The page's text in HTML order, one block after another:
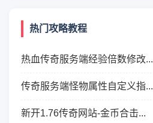
热门攻略教程
热血传奇服务端经验倍数修改...
传奇服务端怪物属性自定义指...
新开1.76传奇网站-金币合击...